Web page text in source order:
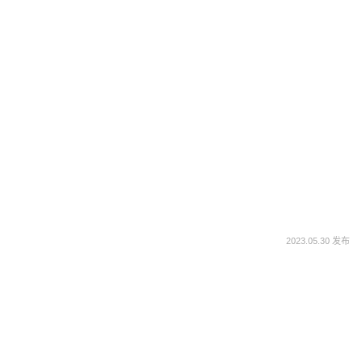
2023.05.30 发布